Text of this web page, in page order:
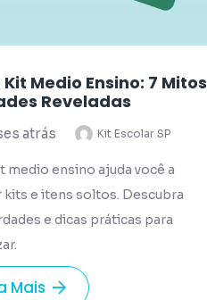
Medio Ensino: 7 Mitos
Reveladas
atrás Kit Escolar SP
medio ensino ajuda você a
kits e itens soltos. Descubra
e dicas práticas para
Mais